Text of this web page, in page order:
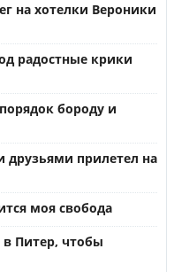
на хотелки Вероники
радостные крики
бороду и
друзьями прилетел на
моя свобода
в Питер, чтобы